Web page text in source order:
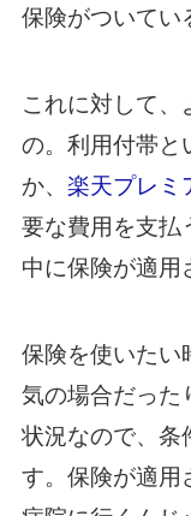
保険がついてい
これに対して、
の。利用付帯と
か、 楽天プレミ
要な費用を支払
中に保険が適用
保険を使いたい
気の場合だった
状況なので、条
す。保険が適用